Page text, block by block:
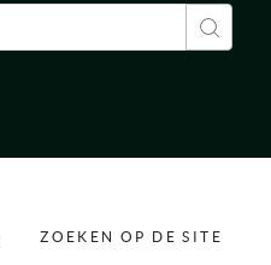
ZOEKEN OP DE SITE